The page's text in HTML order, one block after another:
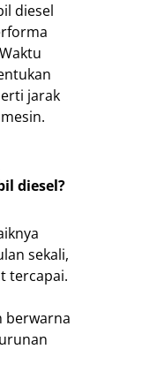
diesel
jarak
diesel?
sekali,
tercapai.
berwarna